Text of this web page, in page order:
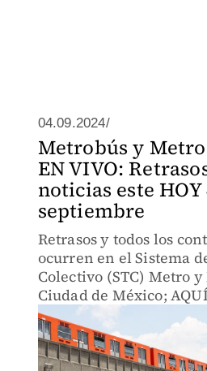
04.09.2024/
Metrobús y
EN VIVO:
noticias este HOY
septiembre
Retrasos y todos los
ocurren en el Sistema
Colectivo (STC) Metro
Ciudad de México;